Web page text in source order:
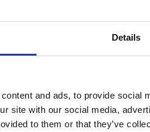
Details
and ads, to provide social
site with our social media,
to them or that they’ve
possono esserci
poiché sono loro che
a disposizione